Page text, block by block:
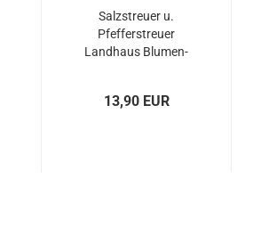
Salzstreuer u.
Pfefferstreuer
Landhaus Blumen-
13,90 EUR